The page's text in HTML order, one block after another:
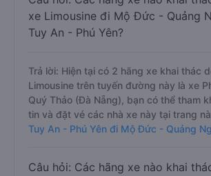
xe Limousine đi Mộ Đức - Quảng
Tuy An - Phú Yên?
Trả lời: Hiện tại có 2 hãng xe khai thác
Limousine trên tuyến đường này là xe
Quý Thảo (Đà Nẵng), bạn có thể tham
tin và đặt vé các nhà xe này tại trang
Tuy An - Phú Yên đi Mộ Đức - Quảng
Câu hỏi: Các hãng xe nào khai